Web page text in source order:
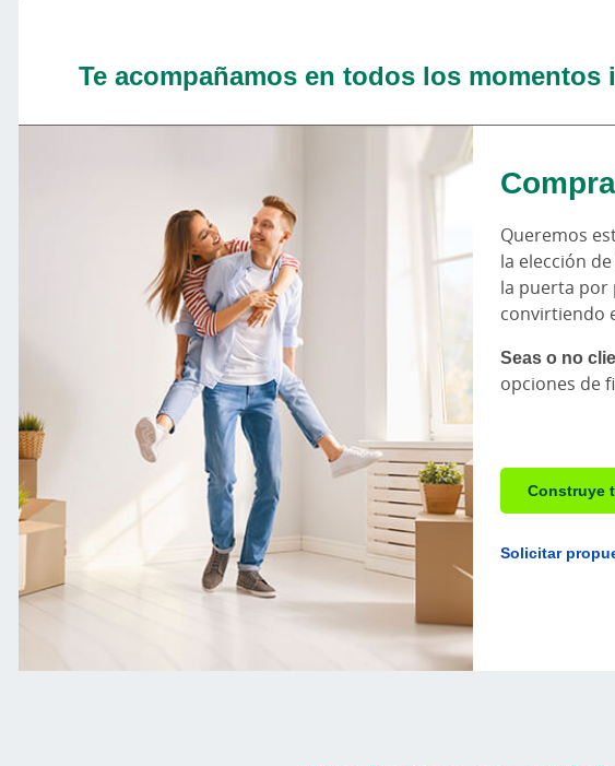
Te acompañamos en todos los momentos
Queremos
la elección
la puerta por
convirtiendo
Seas o no
opciones de
Construye
Solicitar